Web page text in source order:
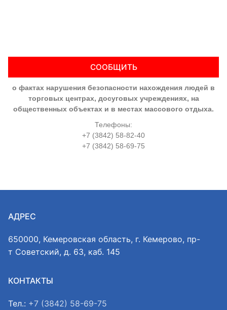
СООБЩИТЬ
о фактах нарушения безопасности нахождения людей в
торговых центрах, досуговых учреждениях, на
общественных объектах и в местах массового отдыха.
Телефоны:
+7 (3842) 58-82-40
+7 (3842) 58-69-75
АДРЕС
650000, Кемеровская область, г. Кемерово, пр-
т Советский, д. 63, каб. 145
КОНТАКТЫ
Тел.: +7 (3842) 58-69-75